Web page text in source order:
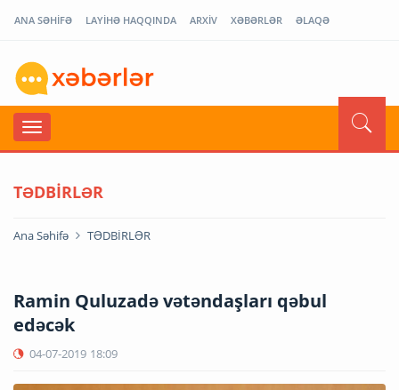
ANA SƏHİFƏ LAYİHƏ HAQQINDA ARXİV XƏBƏRLƏR ƏLAQƏ
TƏDBİRLƏR
Ana Səhifə TƏDBİRLƏR
Ramin Quluzadə vətəndaşları qəbul
edəcək
04-07-2019 18:09